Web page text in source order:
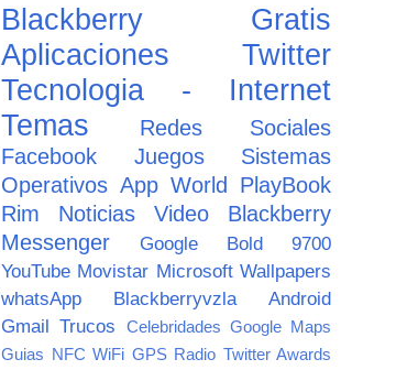
Blackberry
Gratis
Aplicaciones
Twitter
Tecnologia - Internet
Temas
Redes Sociales
Facebook
Juegos
Sistemas
Operativos App World PlayBook
Rim
Noticias Video
Blackberry
Messenger
Google
Bold 9700
YouTube Movistar Microsoft Wallpapers
whatsApp
Blackberryvzla
Android
Gmail Trucos Celebridades Google Maps
Guias NFC WiFi GPS Radio Twitter Awards